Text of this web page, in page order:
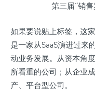
第三届“销
如果要说贴上标签，这
是一家从SaaS演进过来
动业务发展。从资本角
所看重的公司；从企业
产、平台型公司。